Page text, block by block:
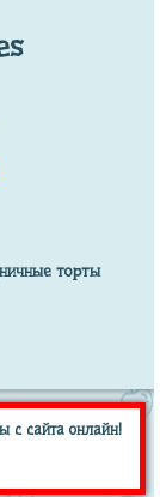
торты
с сайта онлайн!